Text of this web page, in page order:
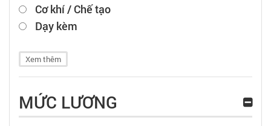
Cơ khí / Chế tạo
Dạy kèm
Xem thêm
MỨC LƯƠNG